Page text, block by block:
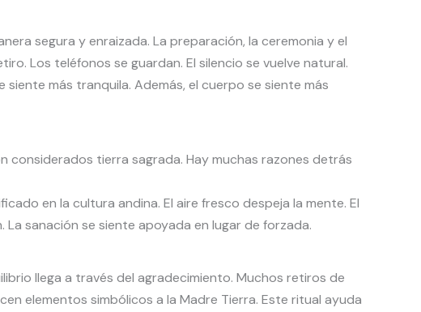
segura y enraizada. La preparación, la ceremonia y el
Los teléfonos se guardan. El silencio se vuelve natural.
más tranquila. Además, el cuerpo se siente más
considerados tierra sagrada. Hay muchas razones detrás
en la cultura andina. El aire fresco despeja la mente. El
sanación se siente apoyada en lugar de forzada.
llega a través del agradecimiento. Muchos retiros de
elementos simbólicos a la Madre Tierra. Este ritual ayuda